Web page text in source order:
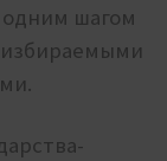
шагом